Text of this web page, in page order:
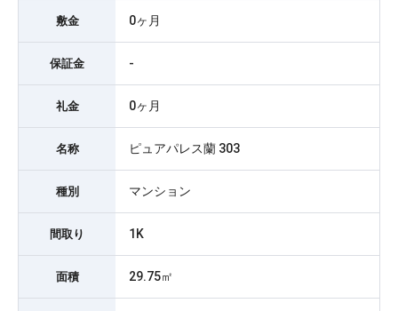
敷金 0ヶ月
保証金 -
礼金 0ヶ月
名称 ピュアパレス蘭 303
種別 マンション
間取り 1K
面積 29.75㎡